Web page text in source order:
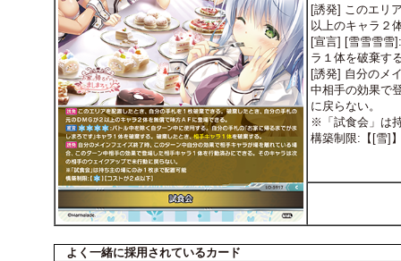
[誘発] このエリ
以上のキャラ２
[宣言] [雪雪雪雪
ラ１体を破棄す
[誘発] 自分のメ
中相手の効果で
に戻らない。
※「試食会」は
構築制限:【[雪]
よく一緒に採用されているカード